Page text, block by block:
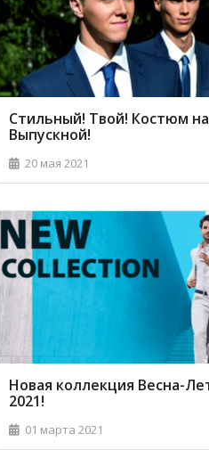
Стильный! Твой! Костюм на
Выпускной!
20 мая 2021
Новая коллекция Весна-
2021!
01 марта 2021